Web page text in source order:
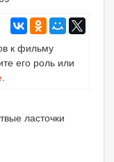
к фильму
его роль или
ласточки